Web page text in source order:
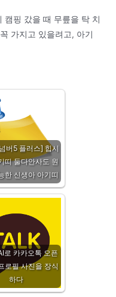
캠핑 갔을 때 무릎을 탁 치
가지고 있을려고, 아기
버5 플러스] 힙시
띠 둘다안사도 원
한 신생아 아기띠
로 카카오톡 오픈
로필 사진을 장식
하다